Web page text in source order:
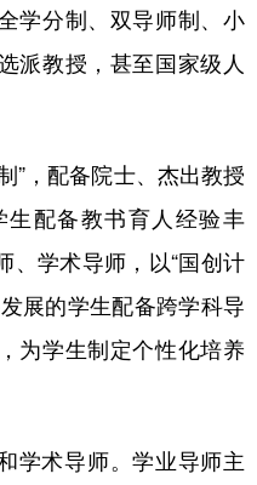
学分制、双导师制、小
派教授，甚至国家级人
”，配备院士、杰出教授
配备教书育人经验丰
、学术导师，以“国创计
展的学生配备跨学科导
为学生制定个性化培养
学术导师。学业导师主